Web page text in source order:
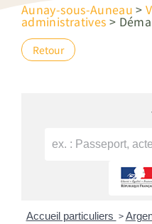
Aunay-sous-Auneau >
administratives >
Retour
Accueil particuliers >